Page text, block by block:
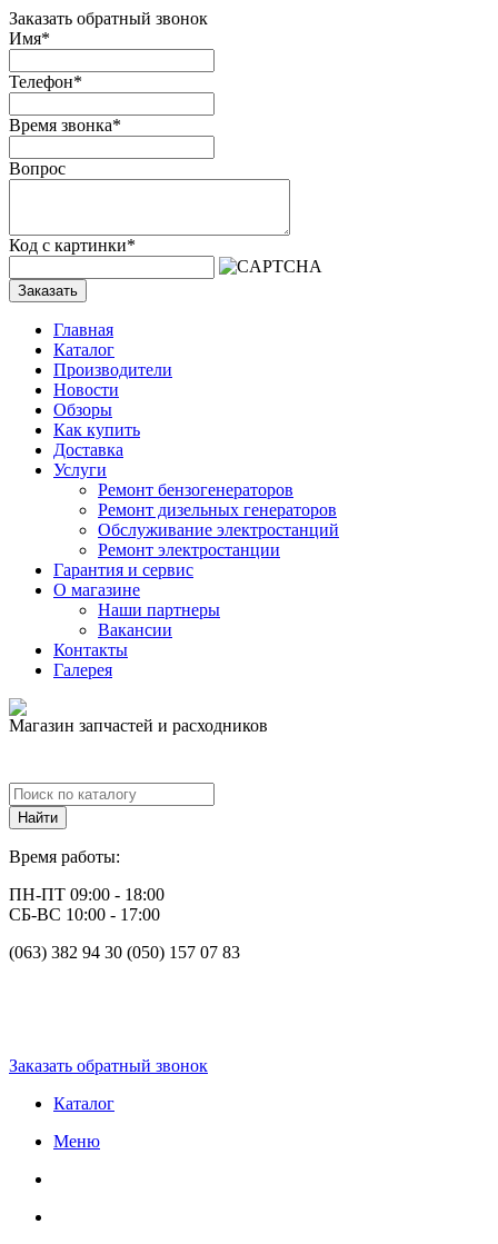
Заказать обратный звонок
Имя*
Телефон*
Время звонка*
Вопрос
Код с картинки*
Заказать
Главная
Каталог
Производители
Новости
Обзоры
Как купить
Доставка
Услуги
Ремонт бензогенераторов
Ремонт дизельных генераторов
Обслуживание электростанций
Ремонт электростанции
Гарантия и сервис
О магазине
Наши партнеры
Вакансии
Контакты
Галерея
Магазин запчастей и расходников
Время работы:
ПН-ПТ 09:00 - 18:00
СБ-ВС 10:00 - 17:00
(063) 382 94 30 (050) 157 07 83
Заказать обратный звонок
Каталог
Меню